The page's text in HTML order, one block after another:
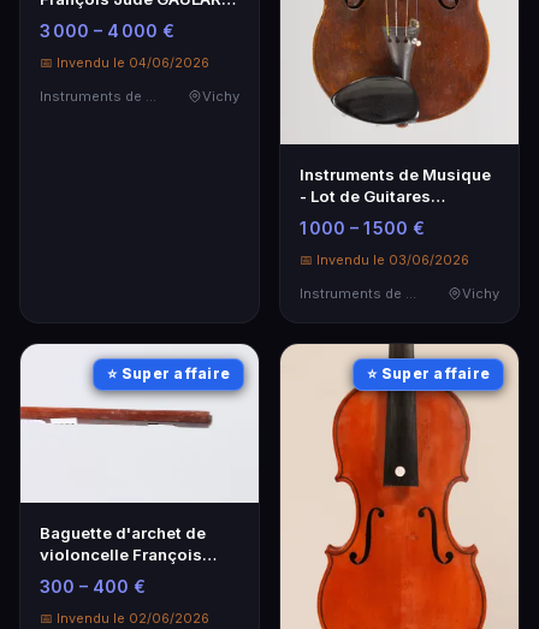
vers 1810, rare
3 000 – 4 000 €
📅 Invendu le 04/06/2026
Vichy
Instruments de Musique
- Lot de Guitares
Électriques Vintage
1 000 – 1 500 €
📅 Invendu le 03/06/2026
Instruments de Musique
Vichy
⭐ Super affaire
Baguette d'archet de
violoncelle François
Xavier BAZIN - Artisanat
d'exception
300 – 400 €
📅 Invendu le 02/06/2026
⭐ Super affaire